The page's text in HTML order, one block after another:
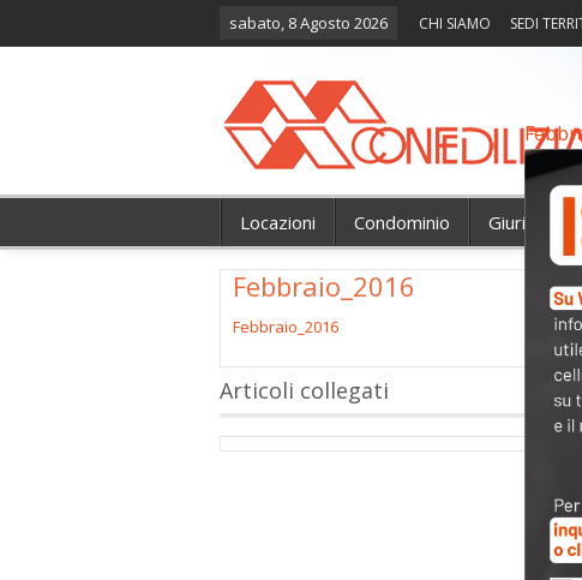
sabato, 8 Agosto 2026 CHI SIAMO SEDI
Locazioni Condominio
Febbraio_2016
Febbraio_2016
Articoli collegati